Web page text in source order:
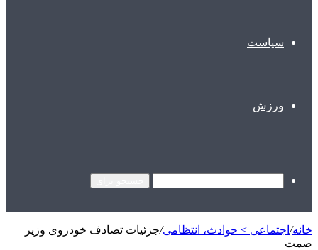
سیاست
ورزش
خانه/ اجتماعی > حوادث، انتظامی/جزئیات تصادف خودروی وزیر
صمت